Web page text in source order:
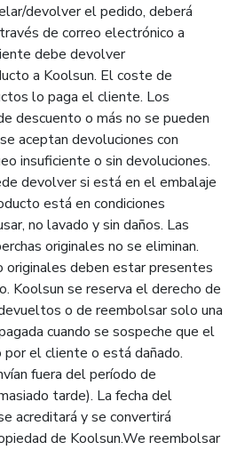
devolver el pedido, deberá
de correo electrónico a
debe devolver
a Koolsun. El coste de
lo paga el cliente. Los
descuento o más no se pueden
aceptan devoluciones con
insuficiente o sin devoluciones.
devolver si está en el embalaje
está en condiciones
no lavado y sin daños. Las
originales no se eliminan.
originales deben estar presentes
Koolsun se reserva el derecho de
o de reembolsar solo una
cuando se sospeche que el
el cliente o está dañado.
fuera del período de
tarde). La fecha del
acreditará y se convertirá
de Koolsun.We reembolsar